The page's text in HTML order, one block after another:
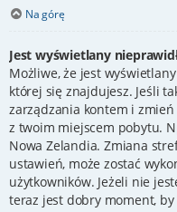
Na górę
Jest wyświetlany
Możliwe, że jest
której się znajdujesz. Jeśli
zarządzania kontem i zmień
z twoim miejscem pobytu.
Nowa Zelandia. Zmiana
ustawień, może zostać
użytkowników. Jeżeli nie
teraz jest dobry moment,